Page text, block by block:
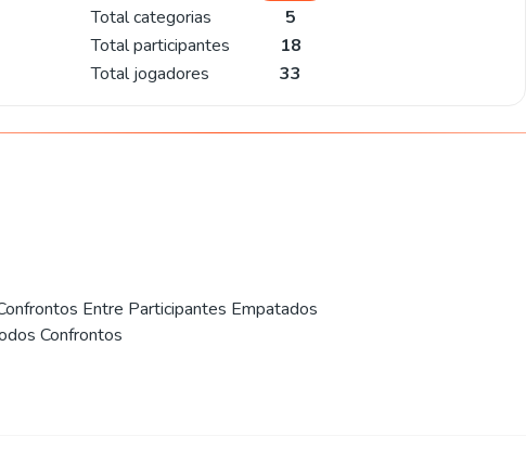
Total categorias
5
Total participantes
18
Total jogadores
33
Entre Participantes Empatados
Confrontos